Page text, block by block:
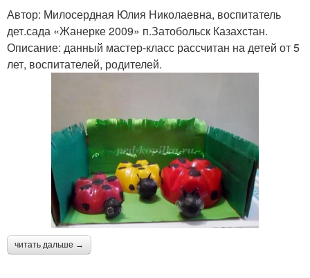
Автор: Милосердная Юлия Николаевна, воспитатель
дет.сада «Жанерке 2009» п.Затобольск Казахстан.
Описание: данный мастер-класс рассчитан на детей от 5
лет, воспитателей, родителей.
читать дальше →